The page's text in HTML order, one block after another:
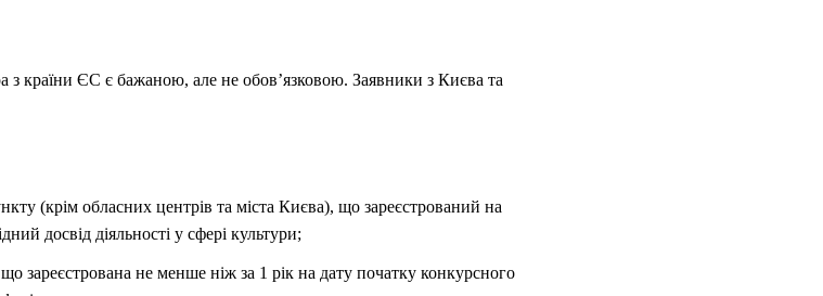
з країни ЄС є бажаною, але не обов’язковою. Заявники з Києва та
(крім обласних центрів та міста Києва), що зареєстрований на
досвід діяльності у сфері культури;
зареєстрована не менше ніж за 1 рік на дату початку конкурсного